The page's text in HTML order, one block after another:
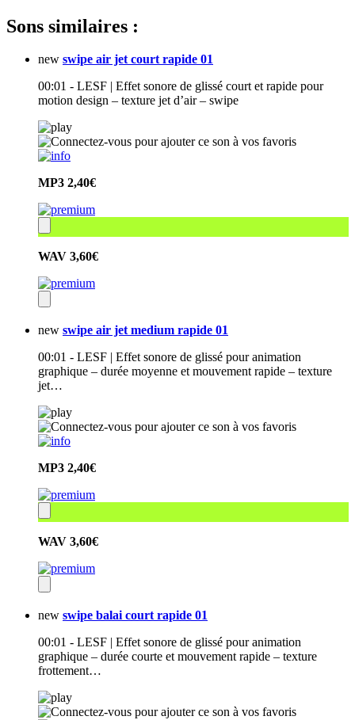
Sons similaires :
new swipe air jet court rapide 01
00:01 - LESF | Effet sonore de glissé court et rapide pour
motion design – texture jet d’air – swipe
MP3 2,40€
WAV 3,60€
new swipe air jet medium rapide 01
00:01 - LESF | Effet sonore de glissé pour animation
graphique – durée moyenne et mouvement rapide – texture
jet…
MP3 2,40€
WAV 3,60€
new swipe balai court rapide 01
00:01 - LESF | Effet sonore de glissé pour animation
graphique – durée courte et mouvement rapide – texture
frottement…